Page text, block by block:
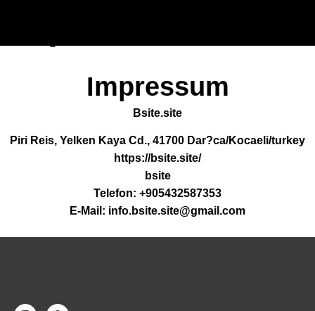
Impressum
Bsite.site
Piri Reis, Yelken Kaya Cd., 41700 Dar?ca/Kocaeli/turkey
https://bsite.site/
bsite
Telefon: +905432587353
E-Mail: info.bsite.site@gmail.com